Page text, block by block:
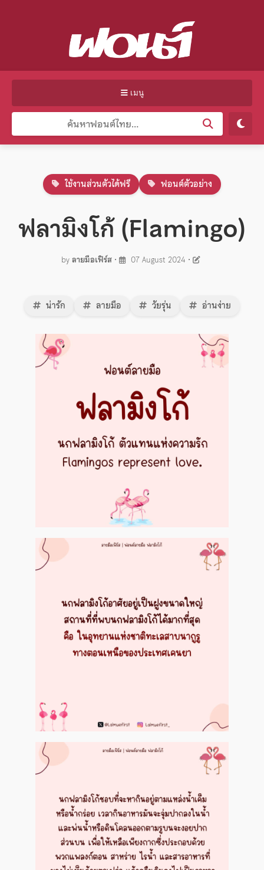
เมนู
ใช้งานส่วนตัวได้ฟรี ฟอนต์ตัวอย่าง
ฟลามิงโก้ (Flamingo)
byลายมือเฟิร์ส• 07 August 2024 •
น่ารัก ลายมือ วัยรุ่น อ่านง่าย